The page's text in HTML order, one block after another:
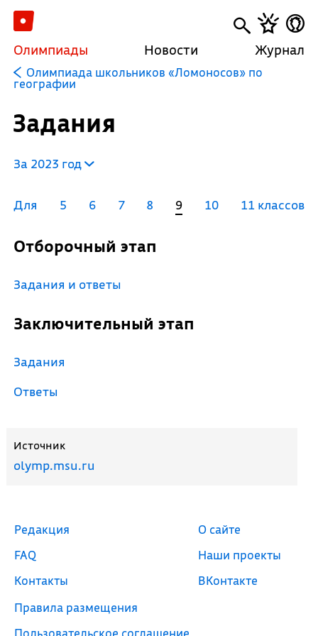
Олимпиады Новости Журнал
Олимпиада школьников «Ломоносов» по
географии
Задания
За 2023 год
Для 5 6 7 8 9 10 11 классов
Отборочный этап
Задания и ответы
Заключительный этап
Задания
Ответы
Источник
olymp.msu.ru
Редакция
FAQ
Контакты
Правила размещения
Пользовательское соглашение
О сайте
Наши проекты
ВКонтакте